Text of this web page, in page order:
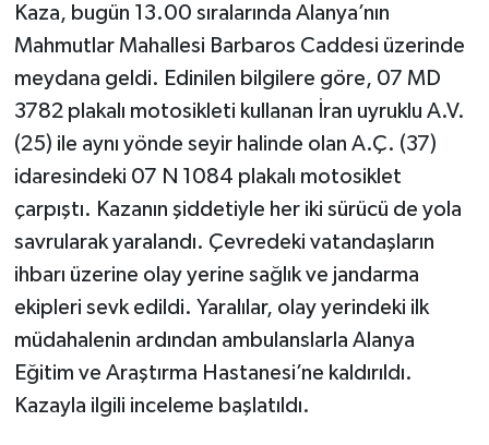
Kaza, bugün 13.00 sıralarında Alanya’nın
Mahmutlar Mahallesi Barbaros Caddesi üzerinde
meydana geldi. Edinilen bilgilere göre, 07 MD
3782 plakalı motosikleti kullanan İran uyruklu A.V.
(25) ile aynı yönde seyir halinde olan A.Ç. (37)
idaresindeki 07 N 1084 plakalı motosiklet
çarpıştı. Kazanın şiddetiyle her iki sürücü de yola
savrularak yaralandı. Çevredeki vatandaşların
ihbarı üzerine olay yerine sağlık ve jandarma
ekipleri sevk edildi. Yaralılar, olay yerindeki ilk
müdahalenin ardından ambulanslarla Alanya
Eğitim ve Araştırma Hastanesi’ne kaldırıldı.
Kazayla ilgili inceleme başlatıldı.
Sağlık
Siyaset
Sosyal medya
Teknoloji
Televizyon
Turizm
Yaşam